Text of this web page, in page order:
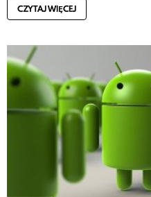
CZYTAJ WIĘCEJ